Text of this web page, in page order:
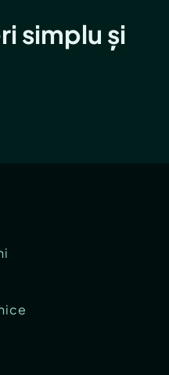
simplu și